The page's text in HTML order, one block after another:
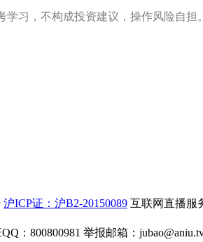
学习，不构成投资建议，操作风险自担。
沪ICP证：沪B2-20150089 互联网直播服
：800800981 举报邮箱：